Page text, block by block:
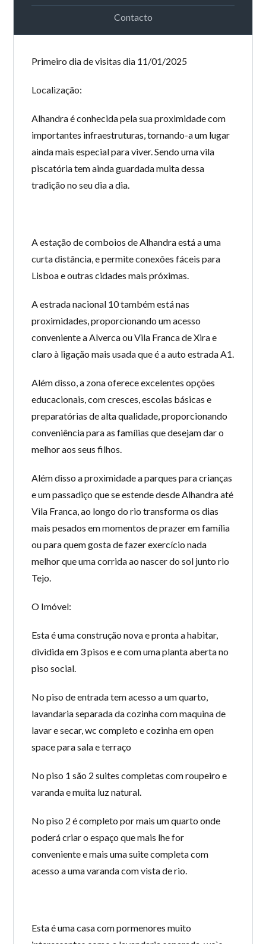
Contacto
Primeiro dia de visitas dia 11/01/2025
Localização:
Alhandra é conhecida pela sua proximidade com
importantes infraestruturas, tornando-a um lugar
ainda mais especial para viver. Sendo uma vila
piscatória tem ainda guardada muita dessa
tradição no seu dia a dia.
A estação de comboios de Alhandra está a uma
curta distância, e permite conexões fáceis para
Lisboa e outras cidades mais próximas.
A estrada nacional 10 também está nas
proximidades, proporcionando um acesso
conveniente a Alverca ou Vila Franca de Xira e
claro à ligação mais usada que é a auto estrada A1.
Além disso, a zona oferece excelentes opções
educacionais, com cresces, escolas básicas e
preparatórias de alta qualidade, proporcionando
conveniência para as famílias que desejam dar o
melhor aos seus filhos.
Além disso a proximidade a parques para crianças
e um passadiço que se estende desde Alhandra até
Vila Franca, ao longo do rio transforma os dias
mais pesados em momentos de prazer em família
ou para quem gosta de fazer exercício nada
melhor que uma corrida ao nascer do sol junto rio
Tejo.
O Imóvel:
Esta é uma construção nova e pronta a habitar,
dividida em 3 pisos e e com uma planta aberta no
piso social.
No piso de entrada tem acesso a um quarto,
lavandaria separada da cozinha com maquina de
lavar e secar, wc completo e cozinha em open
space para sala e terraço
No piso 1 são 2 suites completas com roupeiro e
varanda e muita luz natural.
No piso 2 é completo por mais um quarto onde
poderá criar o espaço que mais lhe for
conveniente e mais uma suite completa com
acesso a uma varanda com vista de rio.
Esta é uma casa com pormenores muito